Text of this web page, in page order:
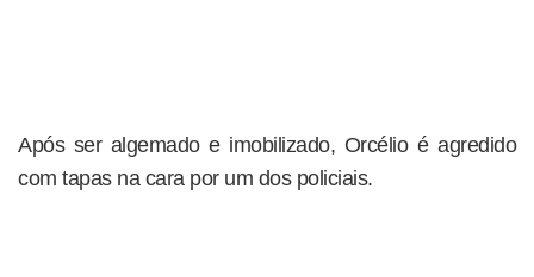
Após ser algemado e imobilizado, Orcélio é agredido
com tapas na cara por um dos policiais.